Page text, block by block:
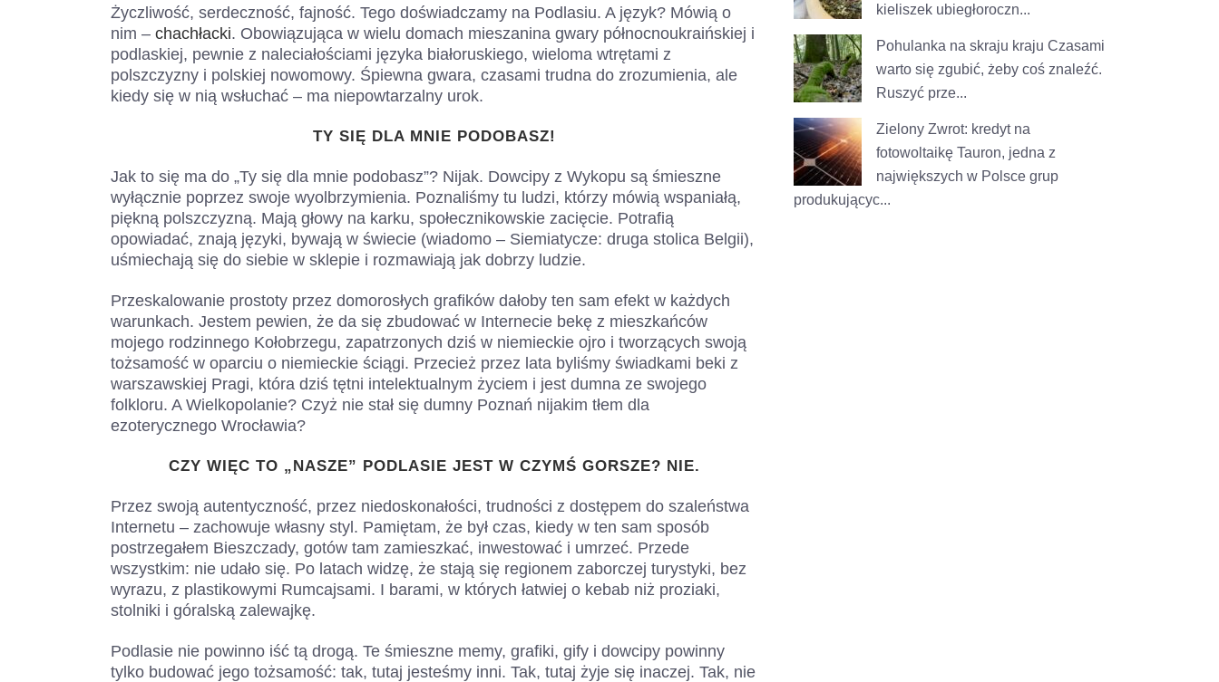
Życzliwość, serdeczność, fajność. Tego doświadczamy na Podlasiu. A język? Mówią o
nim – chachłacki. Obowiązująca w wielu domach mieszanina gwary północnoukraińskiej i
podlaskiej, pewnie z naleciałościami języka białoruskiego, wieloma wtrętami z
polszczyzny i polskiej nowomowy. Śpiewna gwara, czasami trudna do zrozumienia, ale
kiedy się w nią wsłuchać – ma niepowtarzalny urok.
TY SIĘ DLA MNIE PODOBASZ!
Jak to się ma do „Ty się dla mnie podobasz”? Nijak. Dowcipy z Wykopu są śmieszne
wyłącznie poprzez swoje wyolbrzymienia. Poznaliśmy tu ludzi, którzy mówią wspaniałą,
piękną polszczyzną. Mają głowy na karku, społecznikowskie zacięcie. Potrafią
opowiadać, znają języki, bywają w świecie (wiadomo – Siemiatycze: druga stolica Belgii),
uśmiechają się do siebie w sklepie i rozmawiają jak dobrzy ludzie.
Przeskalowanie prostoty przez domorosłych grafików dałoby ten sam efekt w każdych
warunkach. Jestem pewien, że da się zbudować w Internecie bekę z mieszkańców
mojego rodzinnego Kołobrzegu, zapatrzonych dziś w niemieckie ojro i tworzących swoją
tożsamość w oparciu o niemieckie ściągi. Przecież przez lata byliśmy świadkami beki z
warszawskiej Pragi, która dziś tętni intelektualnym życiem i jest dumna ze swojego
folkloru. A Wielkopolanie? Czyż nie stał się dumny Poznań nijakim tłem dla
ezoterycznego Wrocławia?
CZY WIĘC TO „NASZE” PODLASIE JEST W CZYMŚ GORSZE? NIE.
Przez swoją autentyczność, przez niedoskonałości, trudności z dostępem do szaleństwa
Internetu – zachowuje własny styl. Pamiętam, że był czas, kiedy w ten sam sposób
postrzegałem Bieszczady, gotów tam zamieszkać, inwestować i umrzeć. Przede
wszystkim: nie udało się. Po latach widzę, że stają się regionem zaborczej turystyki, bez
wyrazu, z plastikowymi Rumcajsami. I barami, w których łatwiej o kebab niż proziaki,
stolniki i góralską zalewajkę.
Podlasie nie powinno iść tą drogą. Te śmieszne memy, grafiki, gify i dowcipy powinny
tylko budować jego tożsamość: tak, tutaj jesteśmy inni. Tak, tutaj żyje się inaczej. Tak, nie
kieliszek ubiegłoroczn...
Pohulanka na skraju kraju Czasami
warto się zgubić, żeby coś znaleźć.
Ruszyć prze...
Zielony Zwrot: kredyt na
fotowoltaikę Tauron, jedna z
największych w Polsce grup
produkującyc...